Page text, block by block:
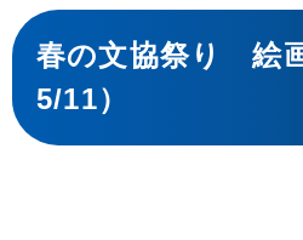
本
文
春の文協祭り 絵
5/11）